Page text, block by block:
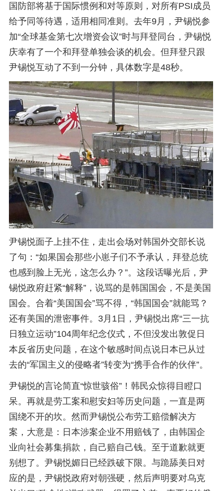
国防部将基于国际惯例和对等原则，对所有PSI成员
给予同等待遇，适用相同准则。去年9月，尹锡悦参
加“全球基金第七次增资会议”时与拜登同台，尹锡悦
庆幸有了一个和拜登单独会谈的机会。但拜登只跟
尹锡悦互动了不到一分钟，具体数字是48秒。
尹锡悦面子上挂不住，走出会场对韩国外交部长说
了句：“如果国会那些小崽子们不予承认，拜登总统
也感到脸上无光，这怎么办？”。这段话曝光后，尹
锡悦政府赶紧“解释”，说骂的是韩国国会，不是美国
国会。合着“美国国会”骂不得，“韩国国会”就能骂？
还有美国的泄密事件。3月1日，尹锡悦出席“三一抗
日独立运动”104周年纪念仪式，不但没发出敦促日
本反省历史问题，在这个敏感时间点说日本已从过
去的“军国主义的侵略者”转变为“携手合作的伙伴”。
尹锡悦的言论简直“惊世骇俗”！韩民众惊得目瞪口
呆。再就是劳工案和慰安妇等历史问题，一直是两
国绕不开的坎。然而尹锡悦公布劳工赔偿解决方
案，大意是：日本涉案企业不用赔钱了，由韩国企
业向社会募集捐款，自己赔自己钱。至于道歉就更
别想了。尹锡悦媚日已经跌破下限。与跪舔美日对
应的是，尹锡悦政府对朝强硬，然后声明要对乌克